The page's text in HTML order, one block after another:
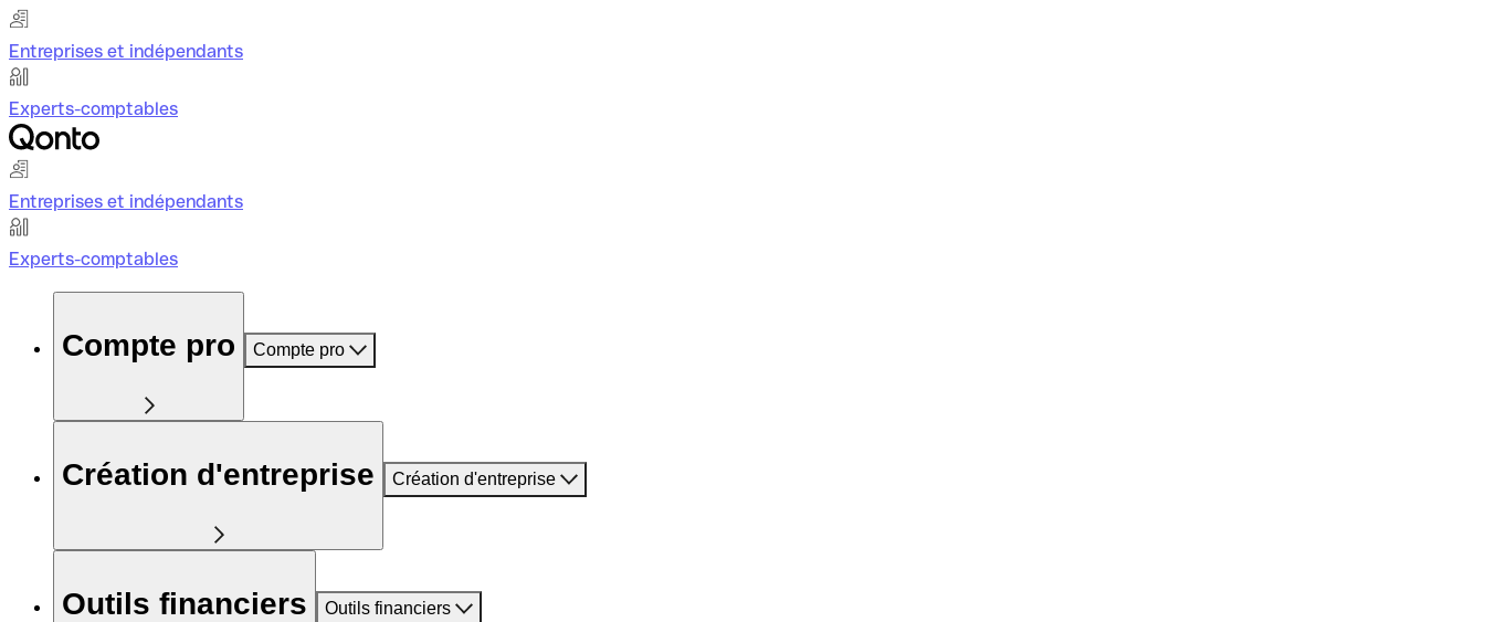
Entreprises et indépendants
Experts-comptables
Entreprises et indépendants
Experts-comptables
Compte pro Compte pro
Création d'entreprise Création d'entreprise
Outils financiers Outils financiers